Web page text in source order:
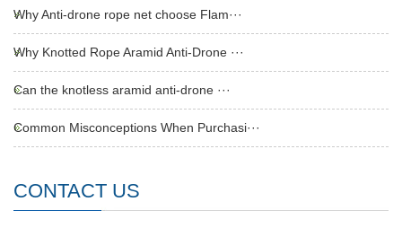
Why Anti-drone rope net choose Flam···
Why Knotted Rope Aramid Anti-Drone ···
Can the knotless aramid anti-drone ···
Common Misconceptions When Purchasi···
CONTACT US